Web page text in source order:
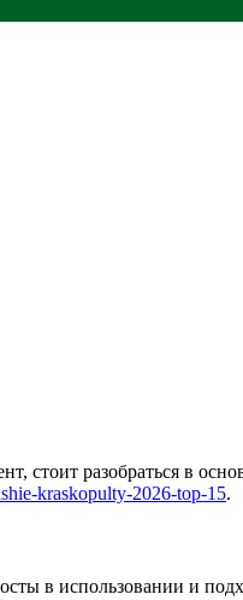
стоит разобраться в
kraskopulty-2026-top-15.
в использовании и